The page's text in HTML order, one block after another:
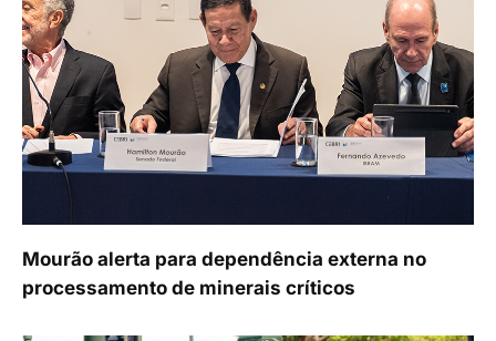
Mourão alerta para dependência externa no
processamento de minerais críticos